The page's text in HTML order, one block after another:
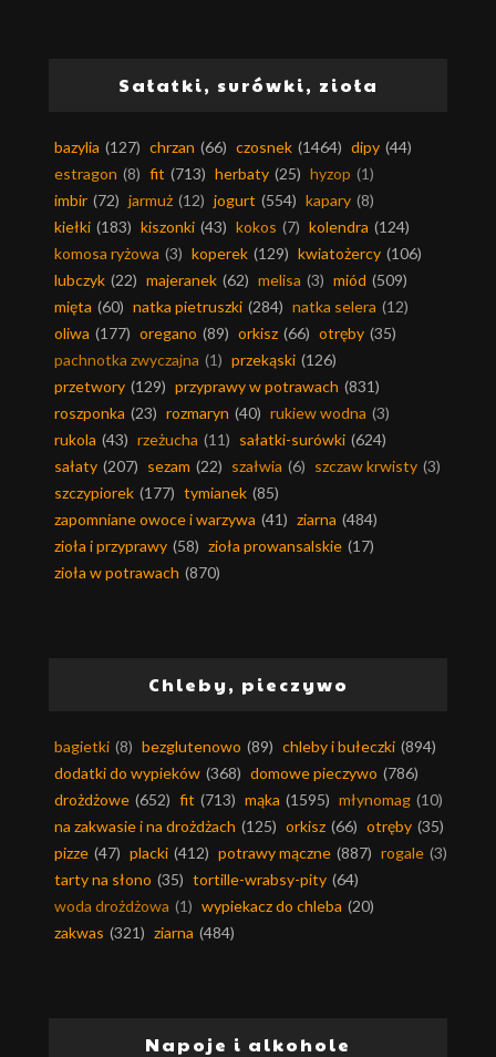
Sałatki, surówki, zioła
bazylia (127) chrzan (66) czosnek (1464) dipy (44)
estragon (8) fit (713) herbaty (25) hyzop (1)
imbir (72) jarmuż (12) jogurt (554) kapary (8)
kiełki (183) kiszonki (43) kokos (7) kolendra (124)
komosa ryżowa (3) koperek (129) kwiatożercy (106)
lubczyk (22) majeranek (62) melisa (3) miód (509)
mięta (60) natka pietruszki (284) natka selera (12)
oliwa (177) oregano (89) orkisz (66) otręby (35)
pachnotka zwyczajna (1) przekąski (126)
przetwory (129) przyprawy w potrawach (831)
roszponka (23) rozmaryn (40) rukiew wodna (3)
rukola (43) rzeżucha (11) sałatki-surówki (624)
sałaty (207) sezam (22) szałwia (6) szczaw krwisty (3)
szczypiorek (177) tymianek (85)
zapomniane owoce i warzywa (41) ziarna (484)
zioła i przyprawy (58) zioła prowansalskie (17)
zioła w potrawach (870)
Chleby, pieczywo
bagietki (8) bezglutenowo (89) chleby i bułeczki (894)
dodatki do wypieków (368) domowe pieczywo (786)
drożdżowe (652) fit (713) mąka (1595) młynomag (10)
na zakwasie i na drożdżach (125) orkisz (66) otręby (35)
pizze (47) placki (412) potrawy mączne (887) rogale (3)
tarty na słono (35) tortille-wrabsy-pity (64)
woda drożdżowa (1) wypiekacz do chleba (20)
zakwas (321) ziarna (484)
Napoje i alkohole